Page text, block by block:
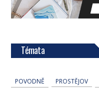
Témata
POVODNĚ PROSTĚJOV